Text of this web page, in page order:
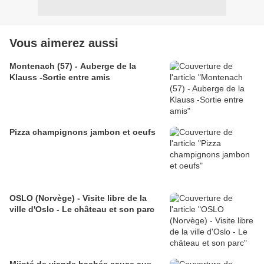
Vous aimerez aussi
Montenach (57) - Auberge de la
Klauss -Sortie entre amis
Pizza champignons jambon et oeufs
OSLO (Norvège) - Visite libre de la
ville d'Oslo - Le château et son parc